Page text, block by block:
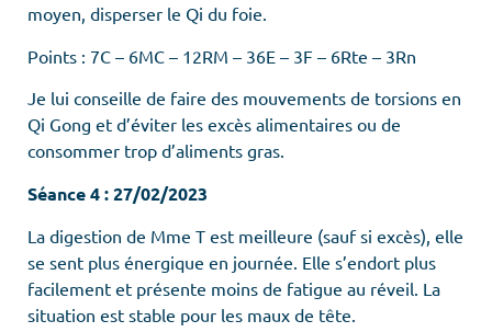
moyen, disperser le Qi du foie.
Points : 7C – 6MC – 12RM – 36E – 3F – 6Rte – 3Rn
Je lui conseille de faire des mouvements de torsions en
Qi Gong et d’éviter les excès alimentaires ou de
consommer trop d’aliments gras.
Séance 4 : 27/02/2023
La digestion de Mme T est meilleure (sauf si excès), elle
se sent plus énergique en journée. Elle s’endort plus
facilement et présente moins de fatigue au réveil. La
situation est stable pour les maux de tête.